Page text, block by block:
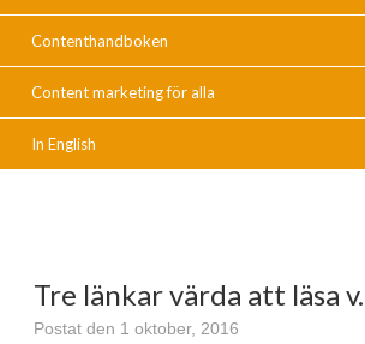
Contenthandboken
Content marketing för alla
In English
Tre länkar värda att läsa
Postat den 1 oktober, 2016